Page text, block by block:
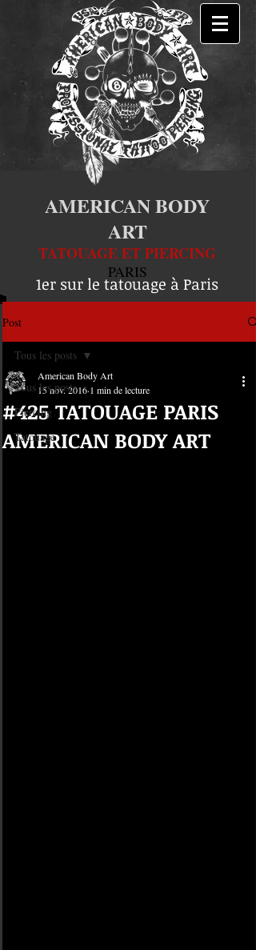
AMERICAN BODY
ART
TATOUAGE ET PIERCING
PARIS
1er sur le tatouage à Paris
Post
Tous les posts
Piercing
Tatouage
Tous les posts
#425 TATOUAGE PARIS
AMERICAN BODY ART
American Body Art
15 nov. 2016 1 min de lecture